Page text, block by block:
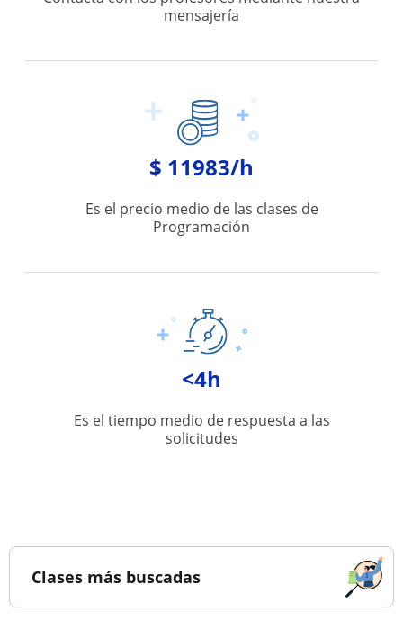
mensajería
$ 11983/h
Es el precio medio de las clases de
Programación
<4h
Es el tiempo medio de respuesta a las
solicitudes
Clases más buscadas